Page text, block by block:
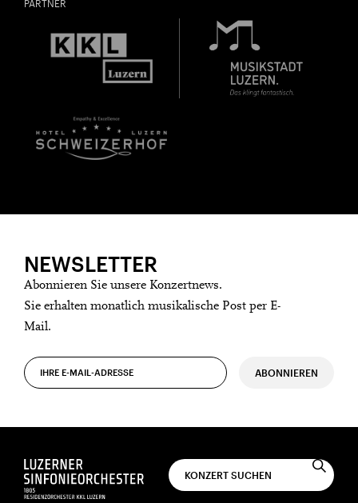
PARTNER
NEWSLETTER
Abonnieren Sie unsere Konzertnews.
Sie erhalten monatlich musikalische Post per E-
Mail.
ABONNIEREN